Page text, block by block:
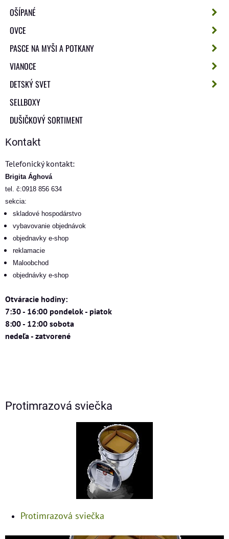
OŠÍPANÉ
OVCE
PASCE NA MYŠI A POTKANY
VIANOCE
DETSKÝ SVET
SELLBOXY
DUŠIČKOVÝ SORTIMENT
Kontakt
Telefonický kontakt:
Brigita Ághová
tel. č:0918 856 634
sekcia:
skladové hospodárstvo
vybavovanie objednávok
objednavky e-shop
reklamacie
Maloobchod
objednávky e-shop
Otváracie hodiny:
7:30 - 16:00 pondelok - piatok
8:00 - 12:00 sobota
nedeľa - zatvorené
Protimrazová sviečka
Protimrazová sviečka